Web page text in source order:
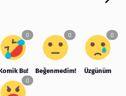
Bu! Beğenmedim! Üzgünüm